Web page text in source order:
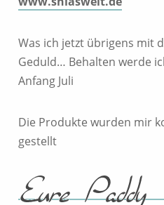
Was ich jetzt übrigens mit
Geduld… Behalten werde
Anfang Juli
Die Produkte wurden mir
gestellt